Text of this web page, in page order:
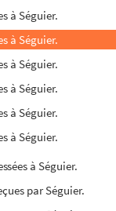
à Séguier.
à Séguier.
à Séguier.
à Séguier.
à Séguier.
à Séguier.
à Séguier.
par Séguier.